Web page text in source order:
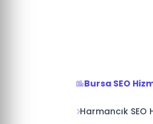
Bursa SEO
Harmancık SEO